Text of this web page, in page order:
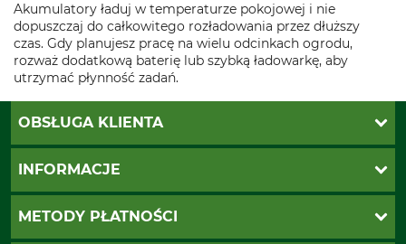
Akumulatory ładuj w temperaturze pokojowej i nie
dopuszczaj do całkowitego rozładowania przez dłuższy
czas. Gdy planujesz pracę na wielu odcinkach ogrodu,
rozważ dodatkową baterię lub szybką ładowarkę, aby
utrzymać płynność zadań.
OBSŁUGA KLIENTA
Katalogi Grube
Ustawienia plików cookie
INFORMACJE
Koszty dostawy
METODY PŁATNOŚCI